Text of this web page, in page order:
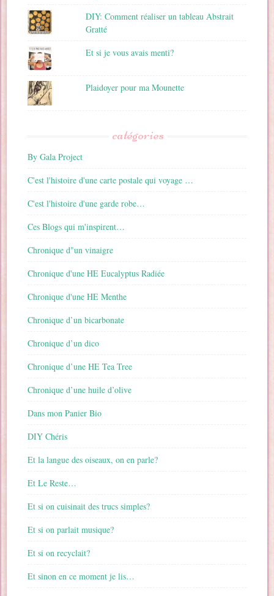
DIY: Comment réaliser un tableau Abstrait
Gratté
Et si je vous avais menti?
Plaidoyer pour ma Mounette
catégories
By Gala Project
C'est l'histoire d'une carte postale qui voyage …
C'est l'histoire d'une garde robe…
Ces Blogs qui m'inspirent…
Chronique d"un vinaigre
Chronique d'une HE Eucalyptus Radiée
Chronique d'une HE Menthe
Chronique d’un bicarbonate
Chronique d’un dico
Chronique d’une HE Tea Tree
Chronique d’une huile d’olive
Dans mon Panier Bio
DIY Chéris
Et la langue des oiseaux, on en parle?
Et Le Reste…
Et si on cuisinait des trucs simples?
Et si on parlait musique?
Et si on recyclait?
Et sinon en ce moment je lis…